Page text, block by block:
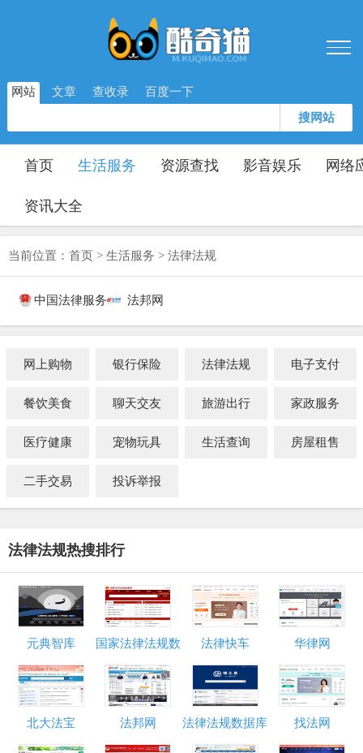
网站 文章 查收录 百度一下
搜网站
首页 生活服务 资源查找 影音娱乐 网络
资讯大全
当前位置： 首页 > 生活服务 > 法律法规
中国法律服务网 法邦网
网上购物 银行保险 法律法规 电子支付
餐饮美食 聊天交友 旅游出行 家政服务
医疗健康 宠物玩具 生活查询 房屋租售
二手交易 投诉举报
法律法规热搜排行
元典智库 国家法律法规数
据库
法律快车 华律网
北大法宝 法邦网 法律法规数据库 找法网